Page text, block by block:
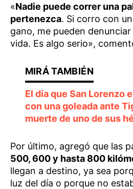
«Nadie puede correr una
pertenezca. Si corro con
gano, me pueden
vida. Es algo serio»,
El día que San Lorenzo
con una goleada ante
muerte de uno de sus
Por último, agregó que las
500, 600 y hasta 800
llegan a destino, ya sea
luz del día o porque no